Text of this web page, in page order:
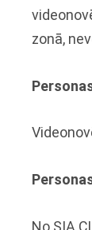
zonā,
No SIA